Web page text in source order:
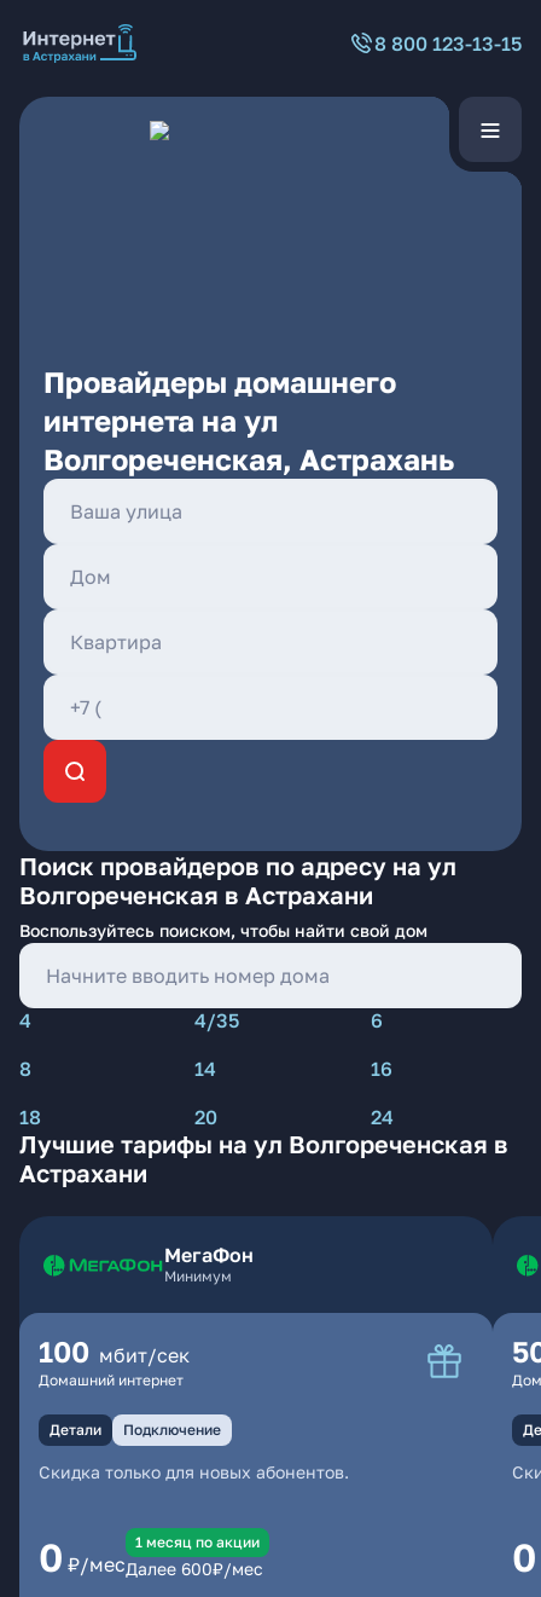
8 800 123-13-15
Провайдеры домашнего
интернета на ул
Волгореченская, Астрахань
Поиск провайдеров по адресу на ул
Волгореченская в Астрахани
Воспользуйтесь поиском, чтобы найти свой дом
4 4/35
6
8
14
16
18
20 24
Лучшие тарифы на ул Волгореченская в
Астрахани
МегаФон
Минимум
100 мбит/сек
Домашний интернет
Детали Подключение
Скидка только для новых абонентов.
0 ₽/мес
1 месяц по акции
Далее 600₽/мес 0